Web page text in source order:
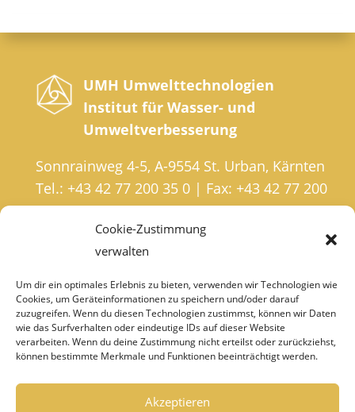
Cookie-Zustimmung
verwalten
Um dir ein optimales Erlebnis zu bieten, verwenden wir Technologien wie
Cookies, um Geräteinformationen zu speichern und/oder darauf
zuzugreifen. Wenn du diesen Technologien zustimmst, können wir Daten
wie das Surfverhalten oder eindeutige IDs auf dieser Website
verarbeiten. Wenn du deine Zustimmung nicht erteilst oder zurückziehst,
können bestimmte Merkmale und Funktionen beeinträchtigt werden.
Akzeptieren
UMH Umwelttechnologien
Institut für Wasser- und
Umweltverbesserung
Sonnrainweg 4-5, A-9554 St. Urban, Kärnten
Tel.: +43 42 77 200 35 0 | Fax: +43 42 77 200
35 20
institut@umh.at
IMPRESSUM
DATENSCHUTZ